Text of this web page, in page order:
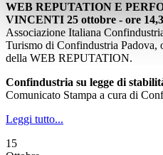
WEB REPUTATION E
VINCENTI 25 ottobre - ore
Associazione Italiana
Turismo di Confindustria Padova,
della WEB REPUTATION.
Confindustria su legge di
Comunicato Stampa a cura di
Leggi tutto...
15